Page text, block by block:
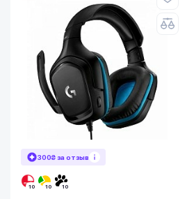
300₴ за отзыв